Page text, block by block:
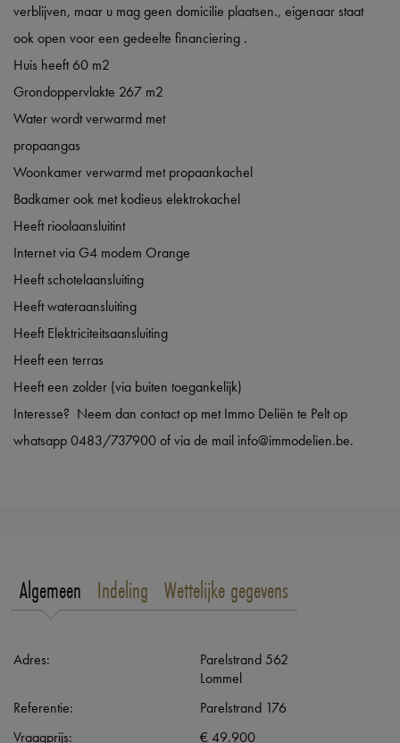
verblijven, maar u mag geen domicilie plaatsen., eigenaar staat
ook open voor een gedeelte financiering .
Huis heeft 60 m2
Grondoppervlakte 267 m2
Water wordt verwarmd met
propaangas
Woonkamer verwarmd met propaankachel
Badkamer ook met kodieus elektrokachel
Heeft rioolaansluitint
Internet via G4 modem Orange
Heeft schotelaansluiting
Heeft wateraansluiting
Heeft Elektriciteitsaansluiting
Heeft een terras
Heeft een zolder (via buiten toegankelijk)
Interesse? Neem dan contact op met Immo Deliën te Pelt op
whatsapp 0483/737900 of via de mail info@immodelien.be.
Algemeen Indeling Wettelijke gegevens
Adres:
Parelstrand 562
Lommel
Referentie:
Parelstrand 176
Vraagprijs:
€ 49.900